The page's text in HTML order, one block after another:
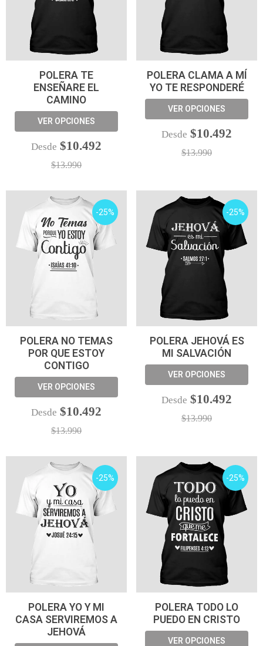
POLERA TE
ENSEÑARE EL
CAMINO
VER OPCIONES
Desde $10.492
$13.990
POLERA CLAMA A MÍ
YO TE RESPONDERÉ
VER OPCIONES
Desde $10.492
$13.990
-25%
POLERA NO TEMAS
POR QUE ESTOY
CONTIGO
VER OPCIONES
Desde $10.492
$13.990
-25%
POLERA JEHOVÁ ES
MI SALVACIÓN
VER OPCIONES
Desde $10.492
$13.990
-25%
POLERA YO Y MI
CASA SERVIREMOS A
JEHOVÁ
-25%
POLERA TODO LO
PUEDO EN CRISTO
VER OPCIONES